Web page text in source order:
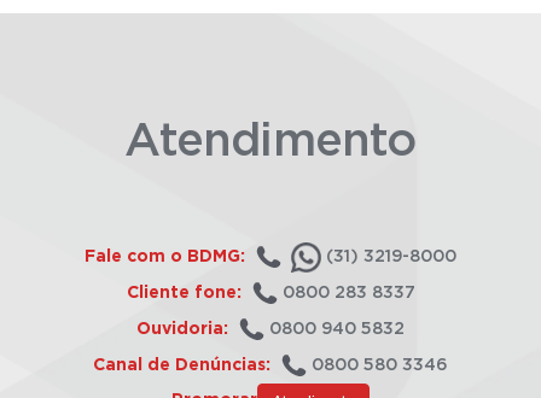
Atendimento
Fale com o BDMG: (31) 3219-8000
Cliente fone: 0800 283 8337
Ouvidoria: 0800 940 5832
Canal de Denúncias: 0800 580 3346